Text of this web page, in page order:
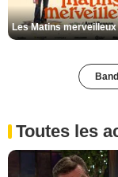
Toutes les